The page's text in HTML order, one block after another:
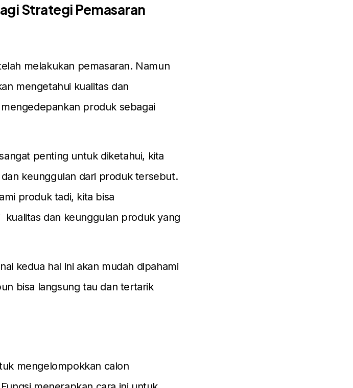
Strategi Pemasaran
melakukan pemasaran. Namun
mengetahui kualitas dan
produk sebagai
penting untuk diketahui, kita
keunggulan dari produk tersebut.
produk tadi, kita bisa
dan keunggulan produk yang
kedua hal ini akan mudah dipahami
bisa langsung tau dan tertarik
mengelompokkan calon